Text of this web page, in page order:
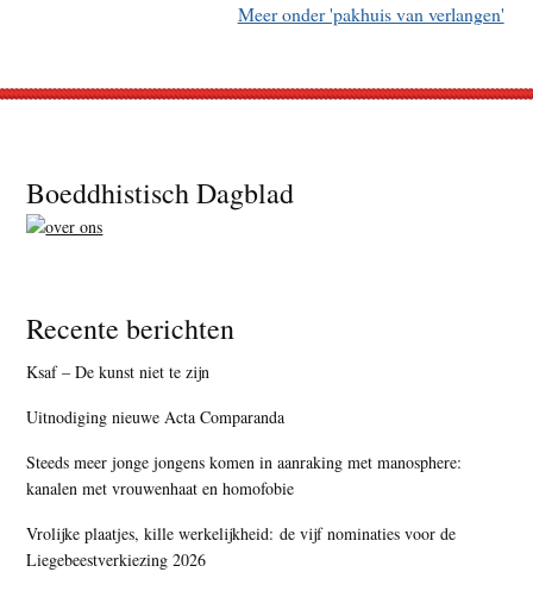
Meer onder 'pakhuis van verlangen'
Footer
Boeddhistisch Dagblad
Recente berichten
Ksaf – De kunst niet te zijn
Uitnodiging nieuwe Acta Comparanda
Steeds meer jonge jongens komen in aanraking met manosphere:
kanalen met vrouwenhaat en homofobie
Vrolijke plaatjes, kille werkelijkheid: de vijf nominaties voor de
Liegebeestverkiezing 2026